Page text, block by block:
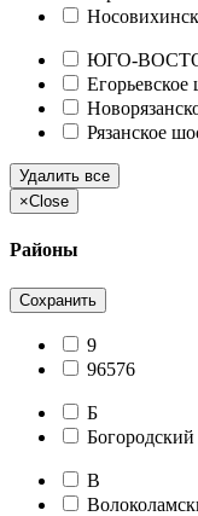
ЮГО-
Егорьевское
Рязанское
Удалить все
×Close
Районы
Сохранить
9
96576
Б
Богородский
В